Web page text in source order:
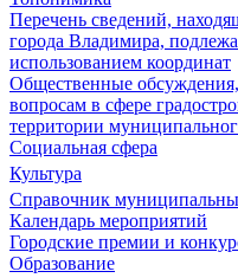
Перечень сведений,
города Владимира,
использованием координат
Общественные
вопросам в сфере
территории
Социальная сфера
Культура
Справочник
Календарь мероприятий
Городские премии и
Образование